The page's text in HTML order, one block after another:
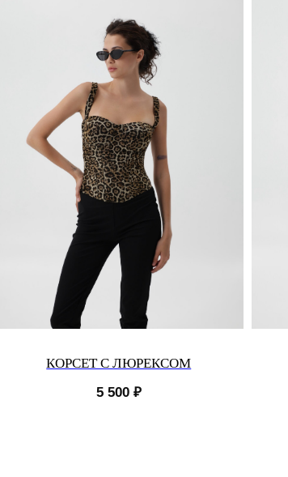
КОРСЕТ С ЛЮРЕКСОМ
5 500 ₽